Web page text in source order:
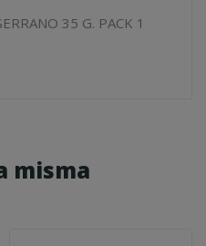
35 G. PACK 1
misma